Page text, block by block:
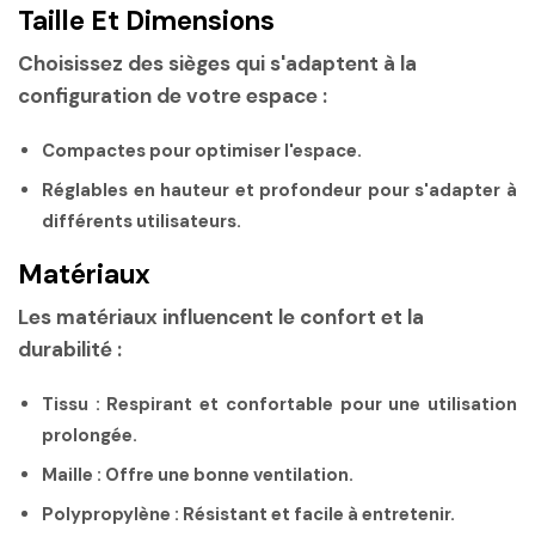
Taille Et Dimensions
Choisissez des sièges qui s'adaptent à la
configuration de votre espace :
Compactes pour optimiser l'espace.
Réglables en hauteur et profondeur pour s'adapter à
différents utilisateurs.
Matériaux
Les matériaux influencent le confort et la
durabilité :
Tissu : Respirant et confortable pour une utilisation
prolongée.
Maille : Offre une bonne ventilation.
Polypropylène : Résistant et facile à entretenir.